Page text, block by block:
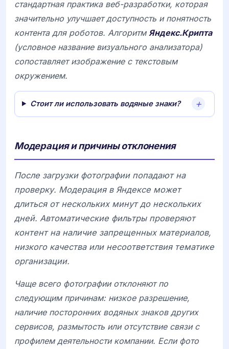
стандартная практика веб-разработки, которая
значительно улучшает доступность и понятность
контента для роботов. Алгоритм Яндекс.Крипта
(условное название визуального анализатора)
сопоставляет изображение с текстовым
окружением.
Стоит ли использовать водяные знаки?
Модерация и причины отклонения
После загрузки фотографии попадают на
проверку. Модерация в Яндексе может
длиться от нескольких минут до нескольких
дней. Автоматические фильтры проверяют
контент на наличие запрещенных материалов,
низкого качества или несоответствия тематике
организации.
Чаще всего фотографии отклоняют по
следующим причинам: низкое разрешение,
наличие посторонних водяных знаков других
сервисов, размытость или отсутствие связи с
профилем деятельности компании. Если фото